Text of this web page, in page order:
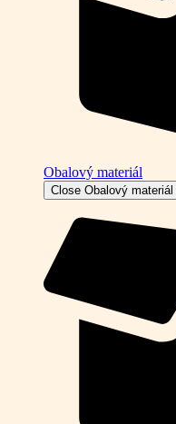
Obalový materiál
Close Obalový materiál